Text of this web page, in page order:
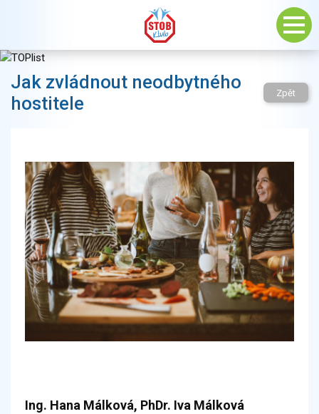
Jak zvládnout neodbytného
hostitele
Zpět
Ing. Hana Málková, PhDr. Iva Málková